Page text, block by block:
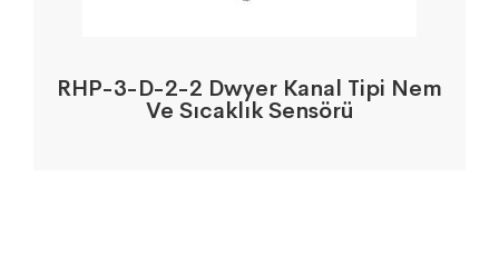
RHP-3-D-2-2 Dwyer Kanal Tipi Nem
Ve Sıcaklık Sensörü